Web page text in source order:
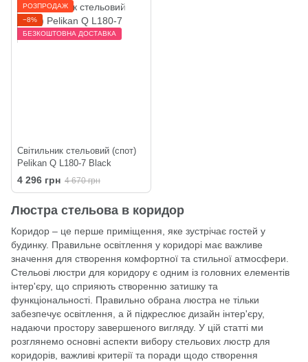
РОЗПРОДАЖ
−8%
БЕЗКОШТОВНА ДОСТАВКА
Світильник стельовий (спот)
Pelikan Q L180-7 Black
4 296 грн 4 670 грн
Люстра стельова в коридор
Коридор – це перше приміщення, яке зустрічає гостей у
будинку. Правильне освітлення у коридорі має важливе
значення для створення комфортної та стильної атмосфери.
Стельові люстри для коридору є одним із головних елементів
інтер'єру, що сприяють створенню затишку та
функціональності. Правильно обрана люстра не тільки
забезпечує освітлення, а й підкреслює дизайн інтер'єру,
надаючи простору завершеного вигляду. У цій статті ми
розглянемо основні аспекти вибору стельових люстр для
коридорів, важливі критерії та поради щодо створення